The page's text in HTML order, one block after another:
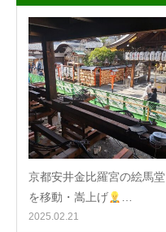
京都安井金比羅宮の絵馬堂
を移動・嵩上げ
…
2025.02.21